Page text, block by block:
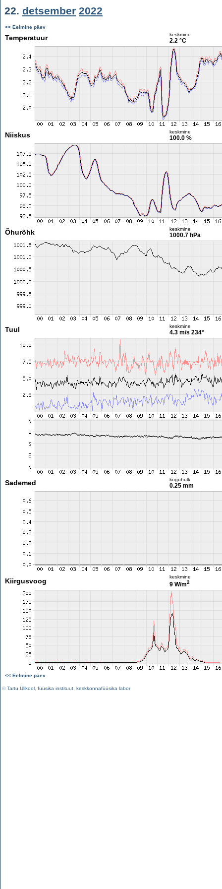
22. detsember 2022
<< Eelmine päev
Temperatuur keskmine
2.2 °C
Niiskus keskmine
100.0 %
Õhurõhk keskmine
1000.7 hPa
Tuul keskmine
4.3 m/s 234°
Sademed koguhulk
0.25 mm
Kiirgusvoog
keskmine
9 W/m2
<< Eelmine päev
©Tartu Ülikool füüsika instituut keskkonnafüüsika labor